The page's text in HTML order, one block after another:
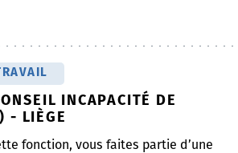
INCAPACITÉ DE
- LIÈGE
fonction, vous faites partie d’une